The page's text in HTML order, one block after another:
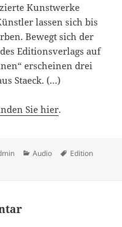
Kunstwerke
lassen sich bis
Bewegt sich der
Editionsverlags auf
erscheinen drei
Staeck. (…)
Sie hier.
Kategorien
Audio Schlagwörter
Edition